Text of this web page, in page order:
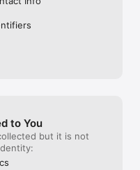
to You
but it is not